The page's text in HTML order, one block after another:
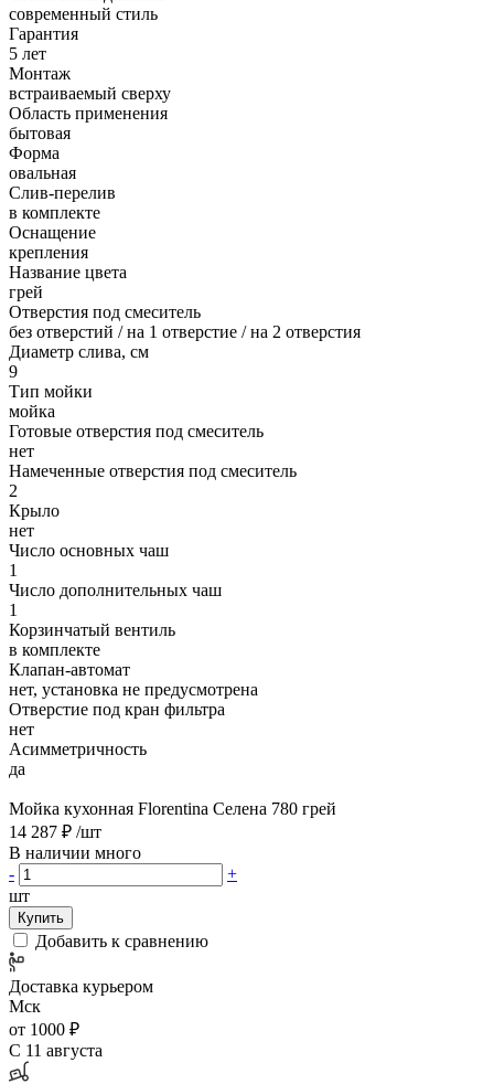
современный стиль
Гарантия
5 лет
Монтаж
встраиваемый сверху
Область применения
бытовая
Форма
овальная
Слив-перелив
в комплекте
Оснащение
крепления
Название цвета
грей
Отверстия под смеситель
без отверстий / на 1 отверстие / на 2 отверстия
Диаметр слива, см
9
Тип мойки
мойка
Готовые отверстия под смеситель
нет
Намеченные отверстия под смеситель
2
Крыло
нет
Число основных чаш
1
Число дополнительных чаш
1
Корзинчатый вентиль
в комплекте
Клапан-автомат
нет, установка не предусмотрена
Отверстие под кран фильтра
нет
Асимметричность
да
Мойка кухонная Florentina Селена 780 грей
14 287 ₽ /шт
В наличии много
-
+
шт
Купить
Добавить к сравнению
Доставка курьером
Мск
от 1000 ₽
С 11 августа